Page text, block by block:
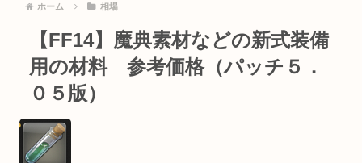
ホーム 相場
【FF14】魔典素材などの新式装備
用の材料 参考価格（パッチ５．
０５版）